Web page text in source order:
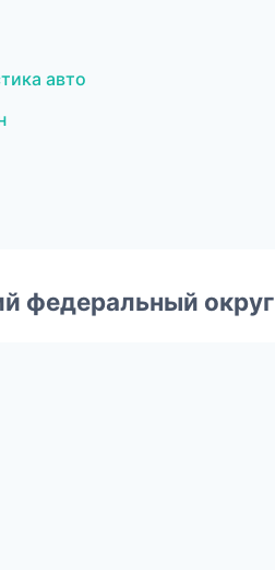
авто
федеральный округ